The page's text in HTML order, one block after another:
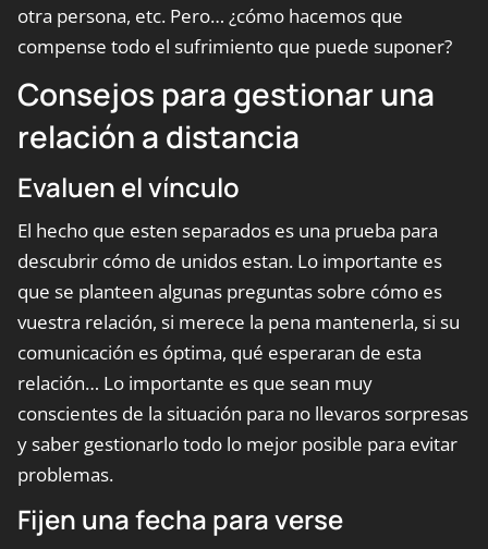
otra persona, etc. Pero… ¿cómo hacemos que
compense todo el sufrimiento que puede suponer?
Consejos para gestionar una
relación a distancia
Evaluen el vínculo
El hecho que esten separados es una prueba para
descubrir cómo de unidos estan. Lo importante es
que se planteen algunas preguntas sobre cómo es
vuestra relación, si merece la pena mantenerla, si su
comunicación es óptima, qué esperaran de esta
relación… Lo importante es que sean muy
conscientes de la situación para no llevaros sorpresas
y saber gestionarlo todo lo mejor posible para evitar
problemas.
Fijen una fecha para verse